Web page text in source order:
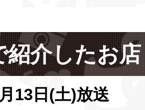
紹介したお店
13日(土)放送